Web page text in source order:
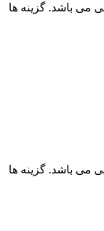
می باشد. گزینه ها
می باشد. گزینه ها